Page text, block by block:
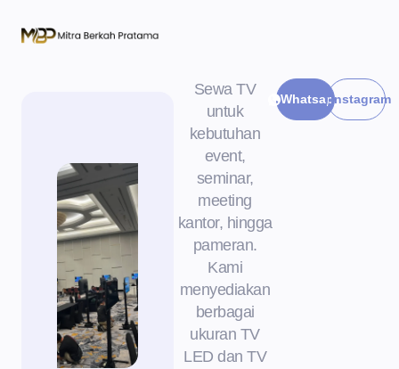
Sewa TV
untuk
kebutuhan
event,
seminar,
meeting
kantor, hingga
pameran.
Kami
menyediakan
berbagai
ukuran TV
LED dan TV
WhatsappInstagram